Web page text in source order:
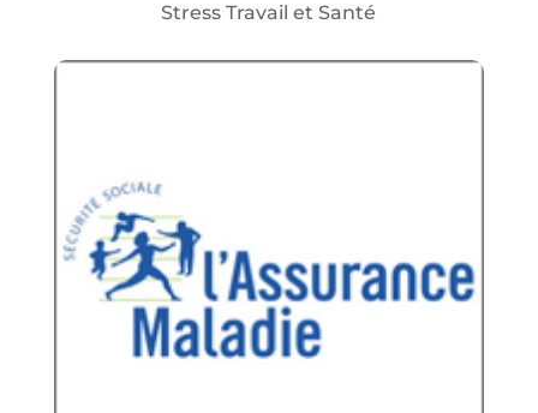
Stress Travail et Santé